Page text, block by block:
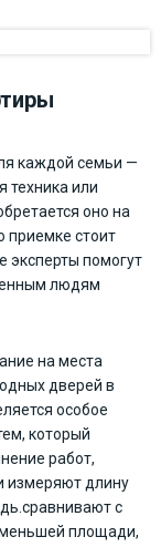
каждой семьи —
техника или
оно на
приемке стоит
эксперты помогут
людям
на места
дверей в
особое
который
работ,
измеряют длину
с
площади,